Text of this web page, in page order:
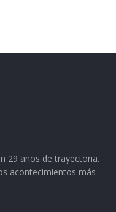
29 años de trayectoria.
acontecimientos más